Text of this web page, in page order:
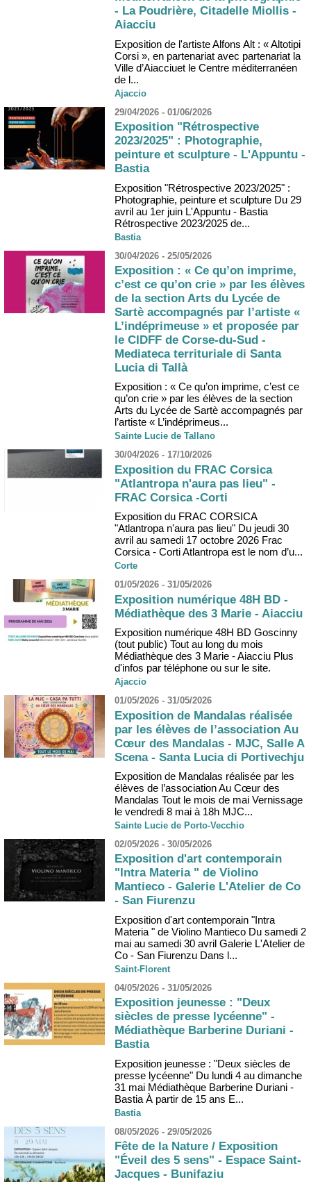
- La Poudrière, Citadelle Miollis -
Aiacciu
Exposition de l'artiste Alfons Alt : « Altotipi
Corsi », en partenariat avec partenariat la
Ville d’Aiacciuet le Centre méditerranéen
de l...
Ajaccio
29/04/2026 - 01/06/2026
Exposition "Rétrospective
2023/2025" : Photographie,
peinture et sculpture - L'Appuntu -
Bastia
Exposition "Rétrospective 2023/2025" :
Photographie, peinture et sculpture Du 29
avril au 1er juin L'Appuntu - Bastia
Rétrospective 2023/2025 de...
Bastia
30/04/2026 - 25/05/2026
Exposition : « Ce qu’on imprime,
c’est ce qu’on crie » par les élèves
de la section Arts du Lycée de
Sartè accompagnés par l’artiste «
L’indéprimeuse » et proposée par
le CIDFF de Corse-du-Sud -
Mediateca territuriale di Santa
Lucia di Tallà
Exposition : « Ce qu’on imprime, c’est ce
qu’on crie » par les élèves de la section
Arts du Lycée de Sartè accompagnés par
l’artiste « L’indéprimeus...
Sainte Lucie de Tallano
30/04/2026 - 17/10/2026
Exposition du FRAC Corsica
"Atlantropa n'aura pas lieu" -
FRAC Corsica -Corti
Exposition du FRAC CORSICA
"Atlantropa n'aura pas lieu" Du jeudi 30
avril au samedi 17 octobre 2026 Frac
Corsica - Corti Atlantropa est le nom d’u...
Corte
01/05/2026 - 31/05/2026
Exposition numérique 48H BD -
Médiathèque des 3 Marie - Aiacciu
Exposition numérique 48H BD Goscinny
(tout public) Tout au long du mois
Médiathèque des 3 Marie - Aiacciu Plus
d'infos par téléphone ou sur le site.
Ajaccio
01/05/2026 - 31/05/2026
Exposition de Mandalas réalisée
par les élèves de l’association Au
Cœur des Mandalas - MJC, Salle A
Scena - Santa Lucia di Portivechju
Exposition de Mandalas réalisée par les
élèves de l’association Au Cœur des
Mandalas Tout le mois de mai Vernissage
le vendredi 8 mai à 18h MJC...
Sainte Lucie de Porto-Vecchio
02/05/2026 - 30/05/2026
Exposition d'art contemporain
"Intra Materia " de Violino
Mantieco - Galerie L'Atelier de Co
- San Fiurenzu
Exposition d'art contemporain "Intra
Materia " de Violino Mantieco Du samedi 2
mai au samedi 30 avril Galerie L'Atelier de
Co - San Fiurenzu Dans l...
Saint-Florent
04/05/2026 - 31/05/2026
Exposition jeunesse : "Deux
siècles de presse lycéenne" -
Médiathèque Barberine Duriani -
Bastia
Exposition jeunesse : "Deux siècles de
presse lycéenne" Du lundi 4 au dimanche
31 mai Médiathèque Barberine Duriani -
Bastia À partir de 15 ans E...
Bastia
08/05/2026 - 29/05/2026
Fête de la Nature / Exposition
"Éveil des 5 sens" - Espace Saint-
Jacques - Bunifaziu